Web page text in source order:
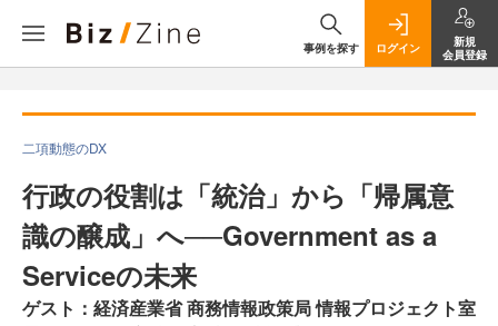
事例を探す ログイン
新規
会員登録
二項動態のDX
行政の役割は「統治」から「帰属意
識の醸成」へ──Government as a
Serviceの未来
ゲスト：経済産業省 商務情報政策局 情報プロジェクト室